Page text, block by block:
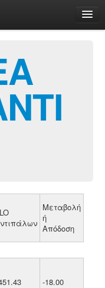
Μεταβολή
ή
Απόδοση
-18.00